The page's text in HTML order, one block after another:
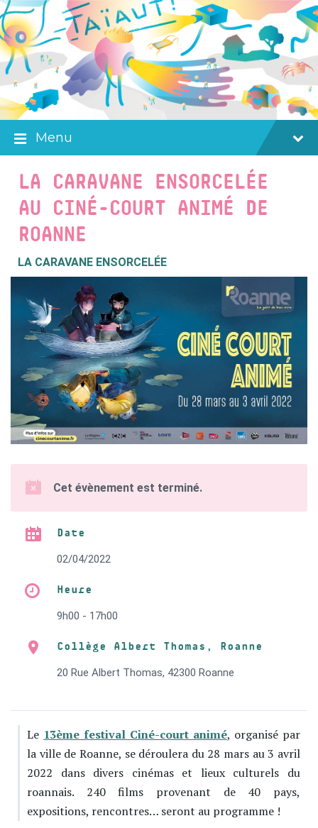
Skip
to
content
Skip
to
main
navigation
Skip
to
footer
Menu
LA CARAVANE ENSORCELÉE
AU CINÉ-COURT ANIMÉ DE
ROANNE
LA CARAVANE ENSORCELÉE
Cet évènement est terminé.
Date
02/04/2022
Heure
9h00 - 17h00
Collège Albert Thomas, Roanne
20 Rue Albert Thomas, 42300 Roanne
Le 13ème festival Ciné-court animé, organisé par
la ville de Roanne, se déroulera du 28 mars au 3 avril
2022 dans divers cinémas et lieux culturels du
roannais. 240 films provenant de 40 pays,
expositions, rencontres… seront au programme !